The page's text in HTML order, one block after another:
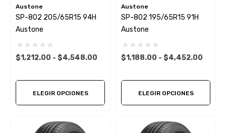
Austone
SP-802 205/65R15 94H
Austone
$1,212.00 - $4,548.00
ELEGIR OPCIONES
Austone
SP-802 195/65R15 91H
Austone
$1,188.00 - $4,452.00
ELEGIR OPCIONES